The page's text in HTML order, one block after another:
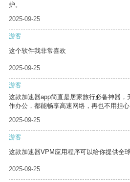
护。
2025-09-25
游客
这个软件我非常喜欢
2025-09-25
游客
这款加速器app简直是居家旅行必备神器
作办公，都能畅享高速网络，再也不用担心
2025-09-25
游客
这款加速器VPM应用程序可以给你提供全
2025-09-25